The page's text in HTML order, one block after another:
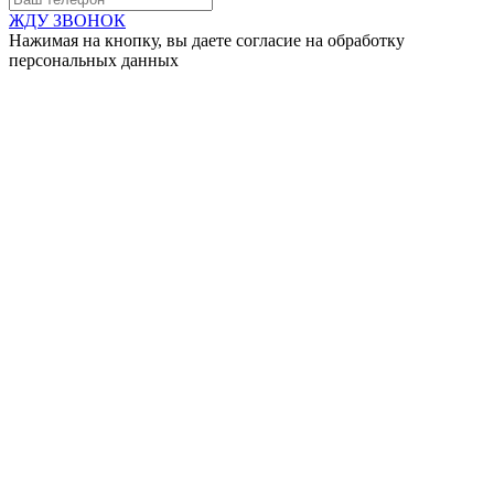
ЖДУ ЗВОНОК
Нажимая на кнопку, вы даете согласие на обработку
персональных данных